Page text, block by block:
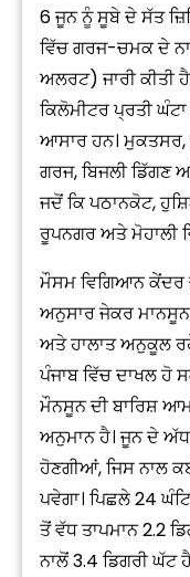
6 ਜੂਨ ਨੂੰ ਸੂਬੇ ਦੇ ਸੱਤ
ਵਿੱਚ ਗਰਜ-ਚਮਕ ਦੇ
ਅਲਰਟ) ਜਾਰੀ ਕੀਤੀ
ਕਿਲੋਮੀਟਰ ਪ੍ਰਤੀ
ਆਸਾਰ ਹਨ। ਮੁਕਤਸਰ,
ਗਰਜ, ਬਿਜਲੀ ਡਿੱਗਣ
ਜਦੋਂ ਕਿ ਪਠਾਨਕੋਟ,
ਰੂਪਨਗਰ ਅਤੇ ਮੋਹਾਲੀ
ਮੌਸਮ ਵਿਗਿਆਨ ਕੇਂਦਰ
ਅਨੁਸਾਰ ਜੇਕਰ ਮਾਨਸੂਨ
ਅਤੇ ਹਾਲਾਤ ਅਨੁਕੂਲ
ਪੰਜਾਬ ਵਿੱਚ ਦਾਖਲ ਹੋ
ਮੌਨਸੂਨ ਦੀ ਬਾਰਿਸ਼
ਅਨੁਮਾਨ ਹੈ। ਜੂਨ ਦੇ
ਹੋਣਗੀਆਂ, ਜਿਸ ਨਾਲ
ਪਵੇਗਾ। ਪਿਛਲੇ 24
ਤੋਂ ਵੱਧ ਤਾਪਮਾਨ 2.2
ਨਾਲੋਂ 3.4 ਡਿਗਰੀ ਘੱਟ